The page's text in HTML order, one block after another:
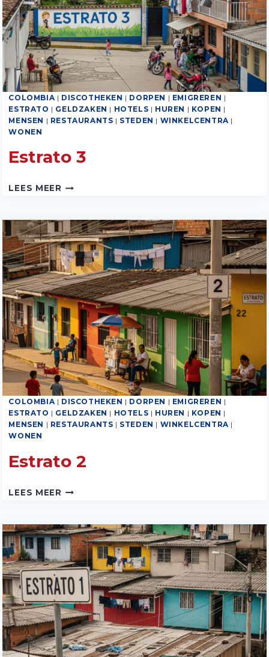
COLOMBIA | DISCOTHEKEN | DORPEN | EMIGREREN |
ESTRATO | GELDZAKEN | HOTELS | HUREN | KOPEN |
MENSEN | RESTAURANTS | STEDEN | WINKELCENTRA |
WONEN
Estrato 3
LEES MEERESTRATO
COLOMBIA | DISCOTHEKEN | DORPEN | EMIGREREN |
ESTRATO | GELDZAKEN | HOTELS | HUREN | KOPEN |
MENSEN | RESTAURANTS | STEDEN | WINKELCENTRA |
WONEN
Estrato 2
LEES MEERESTRATO